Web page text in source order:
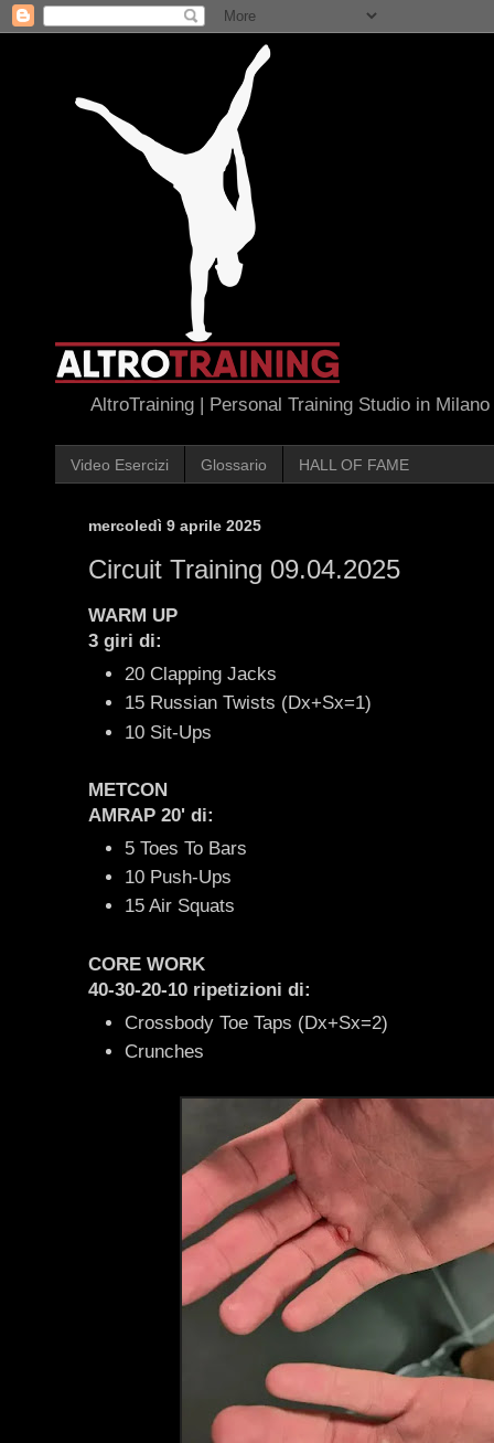
AltroTraining | Personal Training Studio in Milano
Video Esercizi Glossario HALL OF FAME
mercoledì 9 aprile 2025
Circuit Training 09.04.2025
WARM UP
3 giri di:
20 Clapping Jacks
15 Russian Twists (Dx+Sx=1)
10 Sit-Ups
METCON
AMRAP 20' di:
5 Toes To Bars
10 Push-Ups
15 Air Squats
CORE WORK
40-30-20-10 ripetizioni di:
Crossbody Toe Taps (Dx+Sx=2)
Crunches